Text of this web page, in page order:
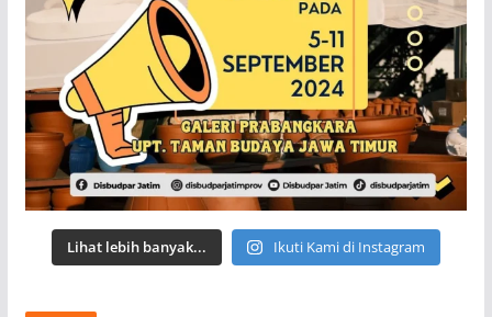
Lihat lebih banyak... Ikuti Kami di Instagram